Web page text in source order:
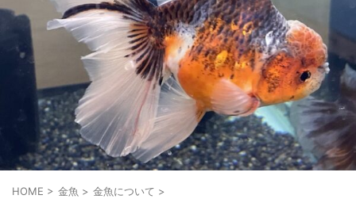
HOME > 金魚 > 金魚について >